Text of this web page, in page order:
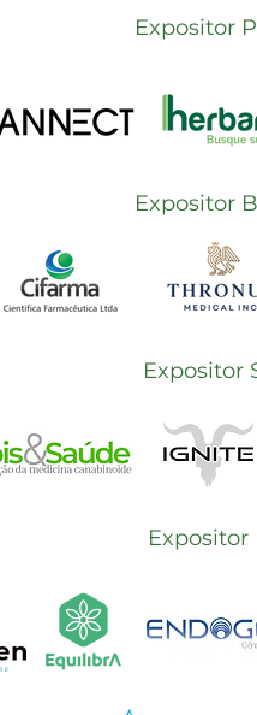
Expositor
Expositor
Expositor
Expositor